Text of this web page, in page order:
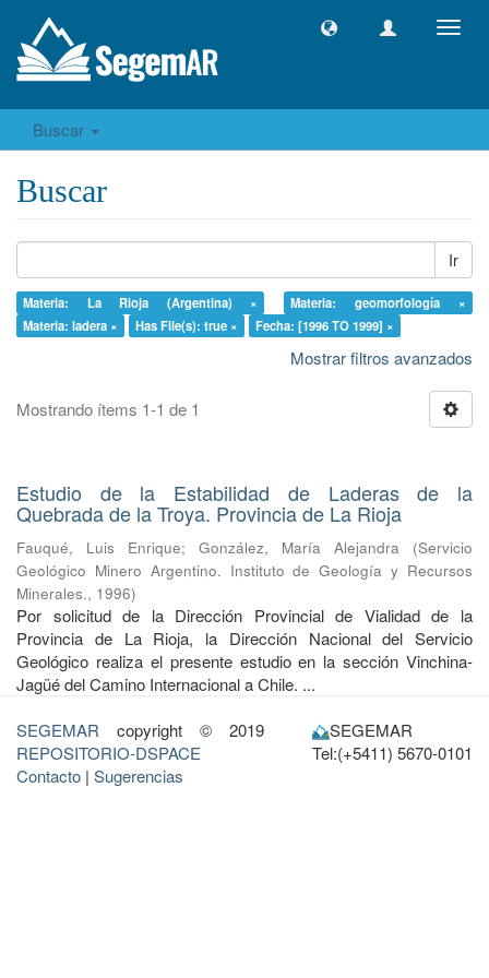
Buscar
Buscar
Ir
Materia: La Rioja (Argentina) ×
Materia: geomorfología ×
Materia: ladera ×
Has File(s): true × Fecha: [1996 TO 1999] ×
Mostrar filtros avanzados
Mostrando ítems 1-1 de 1
Estudio de la Estabilidad de Laderas de la
Quebrada de la Troya. Provincia de La Rioja
Fauqué, Luis Enrique; González, María Alejandra (Servicio
Geológico Minero Argentino. Instituto de Geología y Recursos
Minerales., 1996)
Por solicitud de la Dirección Provincial de Vialidad de la
Provincia de La Rioja, la Dirección Nacional del Servicio
Geológico realiza el pre­sente estudio en la sección Vinchina-
Jagüé del Camino Internacional a Chile. ...
SEGEMAR copyright © 2019
REPOSITORIO-DSPACE
Contacto | Sugerencias
SEGEMAR
Tel:(+5411) 5670-0101